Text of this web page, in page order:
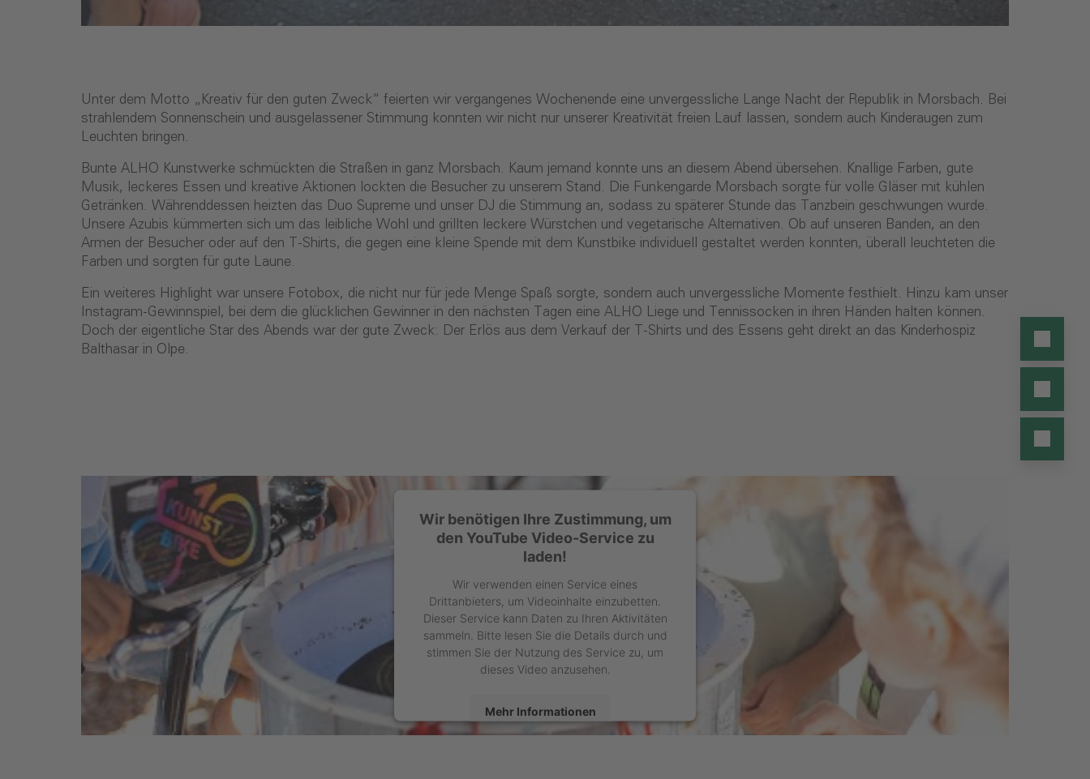
Unter dem Motto „Kreativ für den guten Zweck“ feierten wir vergangenes Wochenende eine unvergessliche Lange Nacht der Republik in Morsbach. Bei
strahlendem Sonnenschein und ausgelassener Stimmung konnten wir nicht nur unserer Kreativität freien Lauf lassen, sondern auch Kinderaugen zum
Leuchten bringen.
Bunte ALHO Kunstwerke schmückten die Straßen in ganz Morsbach. Kaum jemand konnte uns an diesem Abend übersehen. Knallige Farben, gute
Musik, leckeres Essen und kreative Aktionen lockten die Besucher zu unserem Stand. Die Funkengarde Morsbach sorgte für volle Gläser mit kühlen
Getränken. Währenddessen heizten das Duo Supreme und unser DJ die Stimmung an, sodass zu späterer Stunde das Tanzbein geschwungen wurde.
Unsere Azubis kümmerten sich um das leibliche Wohl und grillten leckere Würstchen und vegetarische Alternativen. Ob auf unseren Banden, an den
Armen der Besucher oder auf den T-Shirts, die gegen eine kleine Spende mit dem Kunstbike individuell gestaltet werden konnten, überall leuchteten die
Farben und sorgten für gute Laune.
Ein weiteres Highlight war unsere Fotobox, die nicht nur für jede Menge Spaß sorgte, sondern auch unvergessliche Momente festhielt. Hinzu kam unser
Instagram-Gewinnspiel, bei dem die glücklichen Gewinner in den nächsten Tagen eine ALHO Liege und Tennissocken in ihren Händen halten können.
Doch der eigentliche Star des Abends war der gute Zweck: Der Erlös aus dem Verkauf der T-Shirts und des Essens geht direkt an das Kinderhospiz
Balthasar in Olpe.
Wir benötigen Ihre Zustimmung, um
den YouTube Video-Service zu
laden!
Wir verwenden einen Service eines
Drittanbieters, um Videoinhalte einzubetten.
Dieser Service kann Daten zu Ihren Aktivitäten
sammeln. Bitte lesen Sie die Details durch und
stimmen Sie der Nutzung des Service zu, um
dieses Video anzusehen.
Mehr Informationen